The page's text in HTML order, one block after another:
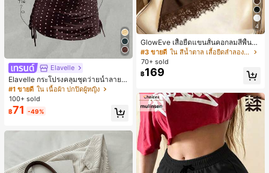
Elavelle
Elavelle กระโปรงคลุมชุดว่ายน้ำลายจุ
ดสำหรับผู้หญิง, กระโปรงคลุมชุดว่าย
น้ำสีน้ำตาลสำหรับเทศกาลฤดูใบไม้ผลิ/
ฤดูร้อน
#1 ขายดี ใน เนื้อผ้า ปกปิดผู้หญิง
100+ sold
฿71 -49%
4
GlowEve เสื้อยืดแขนสั้นคอกลมสีพื้นลำ
ลองอเนกประสงค์สำหรับผู้หญิง
#3 ขายดี
ใน สีน้ำตาล เสื้อยืดลำลองพื้นฐาน
70+ sold
฿169